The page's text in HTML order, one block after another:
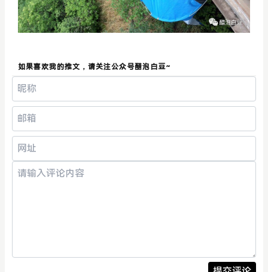
如果喜欢我的推文，请关注公众号醋泡白豆~